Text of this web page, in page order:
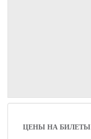
ЦЕНЫ НА БИЛЕТЫ